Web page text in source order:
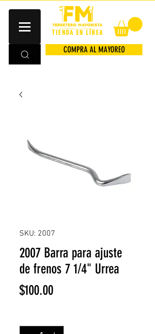
TIENDA EN LÍNEA
COMPRA AL MAYOREO
SKU: 2007
2007 Barra para ajuste
de frenos 7 1/4" Urrea
$100.00Precio